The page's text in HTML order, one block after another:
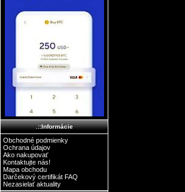
.::Informácie
Obchodné podmienky
Ochrana údajov
Ako nakupovať
Kontaktujte nás!
Mapa obchodu
Darčekový certifikát FAQ
Nezasielať aktuality